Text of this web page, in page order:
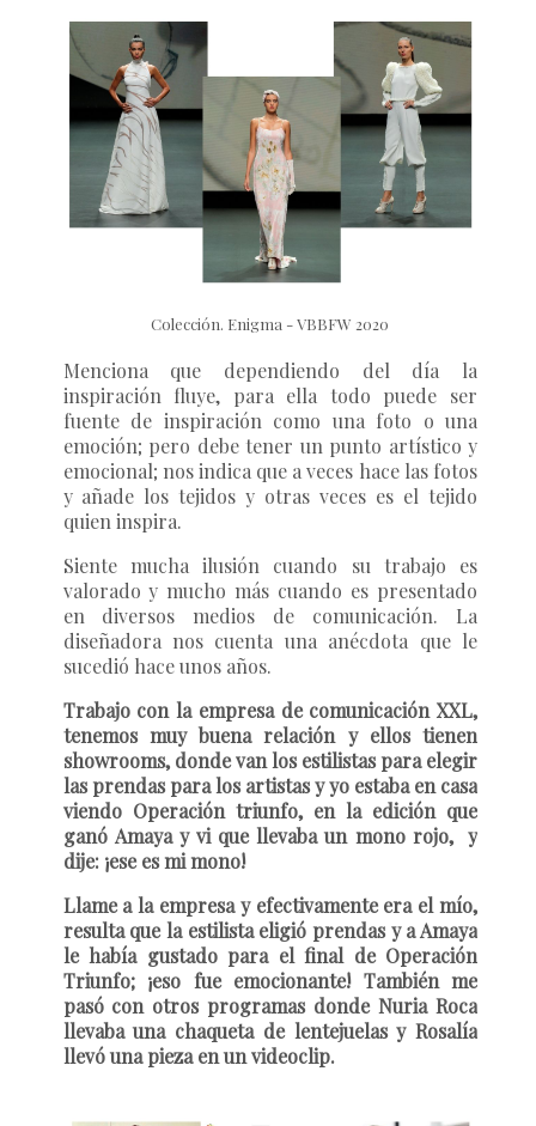
Colección. Enigma - VBBFW 2020
Menciona que dependiendo del día la
inspiración fluye, para ella todo puede ser
fuente de inspiración como una foto o una
emoción; pero debe tener un punto artístico y
emocional; nos indica que a veces hace las fotos
y añade los tejidos y otras veces es el tejido
quien inspira.
Siente mucha ilusión cuando su trabajo es
valorado y mucho más cuando es presentado
en diversos medios de comunicación. La
diseñadora nos cuenta una anécdota que le
sucedió hace unos años.
Trabajo con la empresa de comunicación XXL,
tenemos muy buena relación y ellos tienen
showrooms, donde van los estilistas para elegir
las prendas para los artistas y yo estaba en casa
viendo Operación triunfo, en la edición que
ganó Amaya y vi que llevaba un mono rojo, y
dije: ¡ese es mi mono!
Llame a la empresa y efectivamente era el mío,
resulta que la estilista eligió prendas y a Amaya
le había gustado para el final de Operación
Triunfo; ¡eso fue emocionante! También me
pasó con otros programas donde Nuria Roca
llevaba una chaqueta de lentejuelas y Rosalía
llevó una pieza en un videoclip.